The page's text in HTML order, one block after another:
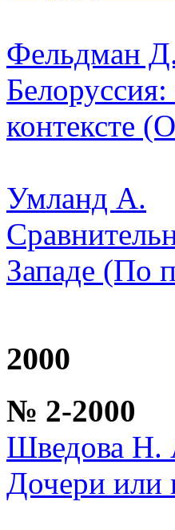
Фельдман
контексте
Умланд А.
Западе (По
2000
№ 2-2000
Шведова Н.
Дочери или